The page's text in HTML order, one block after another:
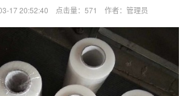
17 20:52:40 点击量：571 作者：管理员